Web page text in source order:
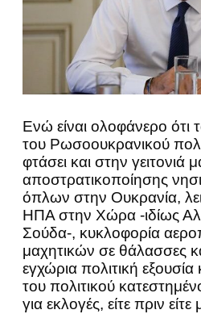
Ενώ είναι ολοφάνερο ότι
του Ρωσοουκρανικού
φτάσει και στην γειτονιά
αποστρατικοποίησης
όπλων στην Ουκρανία,
ΗΠΑ στην Χώρα -ιδίως
Σούδα-, κυκλοφορία
μαχητικών σε θάλασσες
εγχώρια πολιτική
του πολιτικού
για εκλογές, είτε πριν